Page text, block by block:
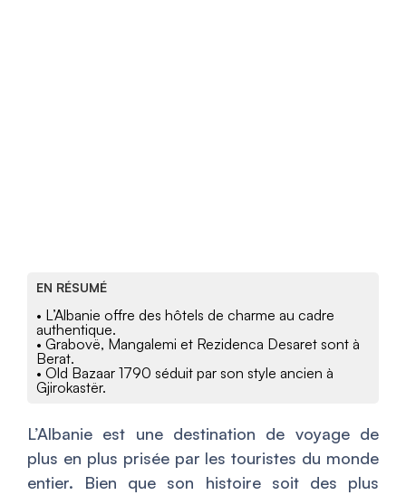
EN RÉSUMÉ
• L’Albanie offre des hôtels de charme au cadre
authentique.
• Grabovë, Mangalemi et Rezidenca Desaret sont à
Berat.
• Old Bazaar 1790 séduit par son style ancien à
Gjirokastër.
L’Albanie est une destination de voyage de
plus en plus prisée par les touristes du monde
entier. Bien que son histoire soit des plus